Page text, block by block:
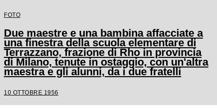
FOTO
Due maestre e una bambina affacciate a
una finestra della scuola elementare di
Terrazzano, frazione di Rho in provincia
di Milano, tenute in ostaggio, con un'altra
maestra e gli alunni, da i due fratelli
Santato
10 OTTOBRE 1956